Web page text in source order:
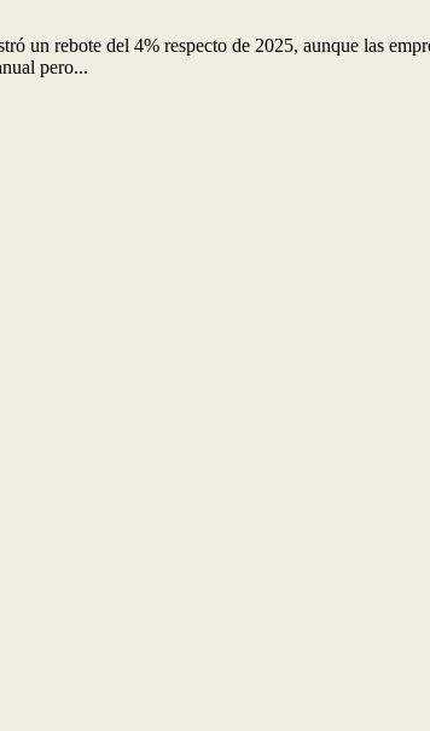
un rebote del 4% respecto de 2025, aunque las
pero...